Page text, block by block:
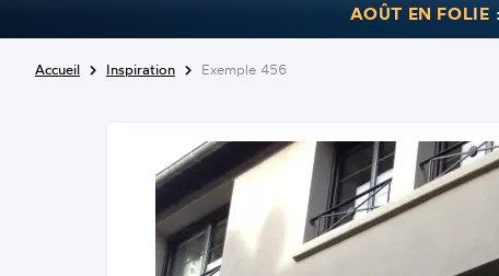
AOÛT EN FOLIE
Accueil Inspiration Exemple 456